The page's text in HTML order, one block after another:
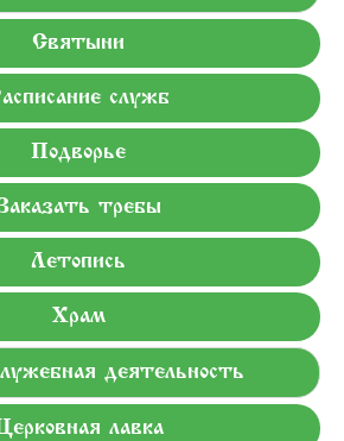
Святыни
служб
Подворье
требы
Летопись
Храм
деятельность
лавка